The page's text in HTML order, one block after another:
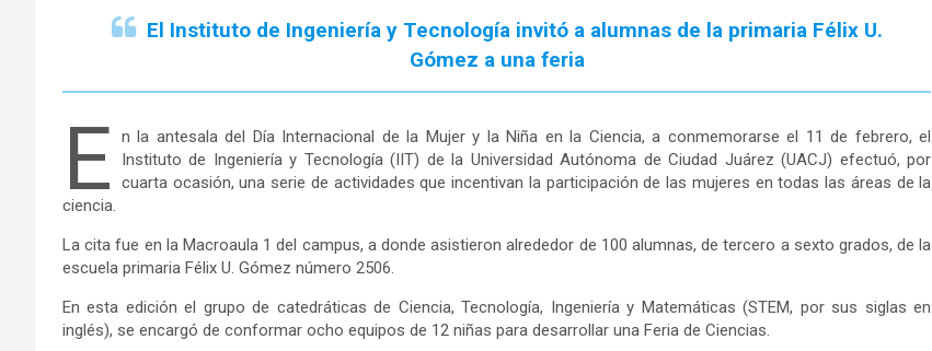
El Instituto de Ingeniería y Tecnología invitó a alumnas de la primaria Félix U.
Gómez a una feria
E
n la antesala del Día Internacional de la Mujer y la Niña en la Ciencia, a conmemorarse el 11 de febrero, el
Instituto de Ingeniería y Tecnología (IIT) de la Universidad Autónoma de Ciudad Juárez (UACJ) efectuó, por
cuarta ocasión, una serie de actividades que incentivan la participación de las mujeres en todas las áreas de la
ciencia.
La cita fue en la Macroaula 1 del campus, a donde asistieron alrededor de 100 alumnas, de tercero a sexto grados, de la
escuela primaria Félix U. Gómez número 2506.
En esta edición el grupo de catedráticas de Ciencia, Tecnología, Ingeniería y Matemáticas (STEM, por sus siglas en
inglés), se encargó de conformar ocho equipos de 12 niñas para desarrollar una Feria de Ciencias.